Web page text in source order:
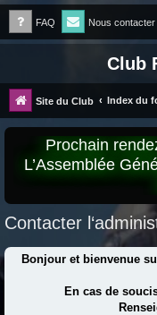
FAQ Nous contacter
Club
Site du Club Index du
Prochain
L’Assemblée
Contacter
Bonjour et bienvenue
En cas de